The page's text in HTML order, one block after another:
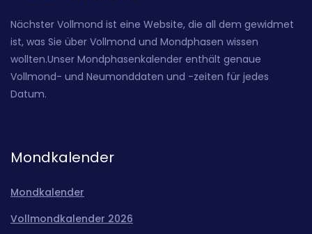
Nächster Vollmond ist eine Website, die all dem gewidmet
ist, was Sie über Vollmond und Mondphasen wissen
wollten.Unser Mondphasenkalender enthält genaue
Vollmond- und Neumonddaten und -zeiten für jedes
Datum.
Mondkalender
Mondkalender
Vollmondkalender 2026